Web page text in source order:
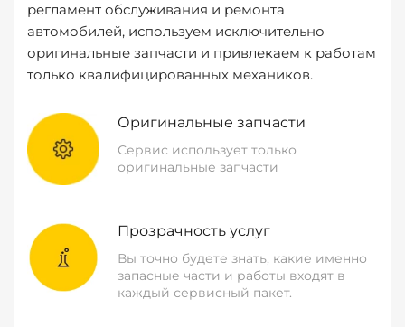
регламент обслуживания и ремонта
автомобилей, используем исключительно
оригинальные запчасти и привлекаем к работам
только квалифицированных механиков.
Оригинальные запчасти
Сервис использует только
оригинальные запчасти
Прозрачность услуг
Вы точно будете знать, какие именно
запасные части и работы входят в
каждый сервисный пакет.